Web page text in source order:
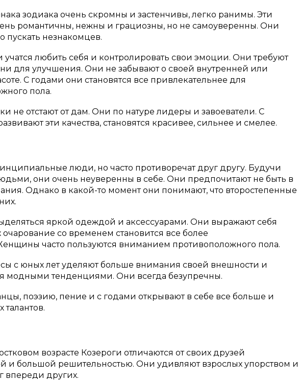
зодиака очень скромны и застенчивы, легко ранимы. Эти
романтичны, нежны и грациозны, но не самоуверенны. Они
пускать незнакомцев.
любить себя и контролировать свои эмоции. Они требуют
для улучшения. Они не забывают о своей внутренней или
С годами они становятся все привлекательнее для
пола.
не отстают от дам. Они по натуре лидеры и завоеватели. С
эти качества, становятся красивее, сильнее и смелее.
люди, но часто противоречат друг другу. Будучи
они очень неуверенны в себе. Они предпочитают не быть в
Однако в какой-то момент они понимают, что второстепенные
яркой одеждой и аксессуарами. Они выражают себя
очарование со временем становится все более
часто пользуются вниманием противоположного пола.
с юных лет уделяют больше внимания своей внешности и
модными тенденциями. Они всегда безупречны.
поэзию, пение и с годами открывают в себе все больше и
талантов.
возрасте Козероги отличаются от своих друзей
и большой решительностью. Они удивляют взрослых упорством и
впереди других.